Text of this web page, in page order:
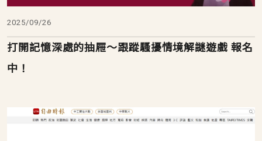
2025/09/26
打開記憶深處的抽屜～跟蹤騷擾情境解謎遊戲 報名
中！